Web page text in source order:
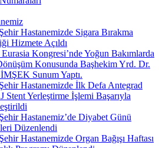
Hastanemizde Sigara Bırakma
Hizmete Açıldı
Kongresi’nde Yoğun Bakımlarda
Konusunda Başhekim Yrd. Dr.
Sunum Yaptı.
Hastanemizde İlk Defa Antegrad
Stent Yerleştirme İşlemi Başarıyla
Hastanemiz’de Diyabet Günü
Düzenlendi
Hastanemizde Organ Bağışı Haftası